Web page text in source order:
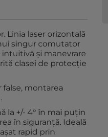
Linia laser orizontală
singur comutator
intuitivă şi manevrare
clasei de protecţie
montarea
la +/- 4° în mai puţin
în siguranţă. Ideală
rapid prin